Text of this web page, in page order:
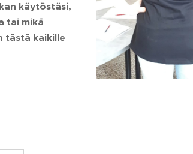
käytöstäsi,
tai mikä
tästä kaikille